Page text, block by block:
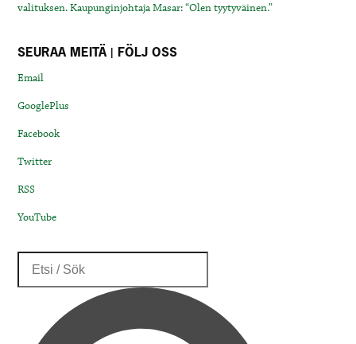
valituksen. Kaupunginjohtaja Masar: “Olen tyytyväinen.”
SEURAA MEITÄ | FÖLJ OSS
Email
GooglePlus
Facebook
Twitter
RSS
YouTube